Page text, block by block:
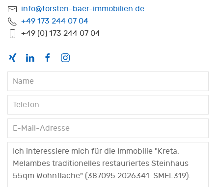
info@torsten-baer-immobilien.de
+49 173 244 07 04
+49 (0) 173 244 07 04